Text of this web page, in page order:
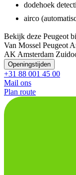
dodehoek
airco
Bekijk deze Peugeot
Van Mossel Peugeot
AK Amsterdam
Openingstijden
+31 88 001 45 00
Mail ons
Plan route